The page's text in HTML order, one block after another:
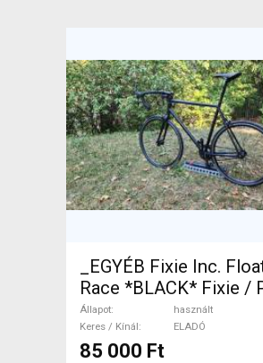
_EGYÉB Fixie Inc.
Race *BLACK* Fixie /
Egysebi patkófék
ELADÓ
Állapot
használt
Keres / Kínál
ELADÓ
85 000 Ft